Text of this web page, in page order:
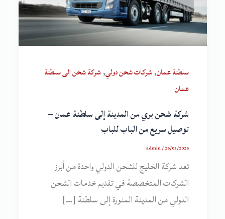
سلطنة عمان,شركات شحن دولي,شركة شحن الى سلطنة
عمان
شركة شحن بري من المدينة إلى سلطنة عمان –
توصيل سريع من الباب للباب
admin/26/03/2026
تعد شركة الخليج للشحن الدولي واحدة من أبرز
الشركات المتخصصة في تقديم خدمات الشحن
الدولي من المدينة المنورة إلى سلطنة […]